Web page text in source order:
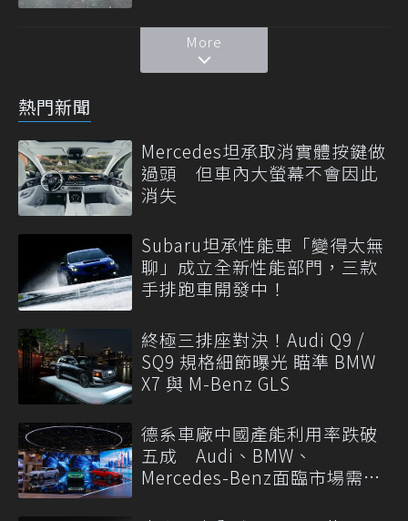
More
熱門新聞
Mercedes坦承取消實體按鍵做
過頭 但車內大螢幕不會因此
消失
Subaru坦承性能車「變得太無
聊」成立全新性能部門，三款
手排跑車開發中！
終極三排座對決！Audi Q9 /
SQ9 規格細節曝光 瞄準 BMW
X7 與 M-Benz GLS
德系車廠中國產能利用率跌破
五成 Audi、BMW、
Mercedes-Benz面臨市場需求